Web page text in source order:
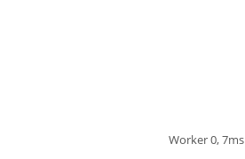
Worker 0, 7ms